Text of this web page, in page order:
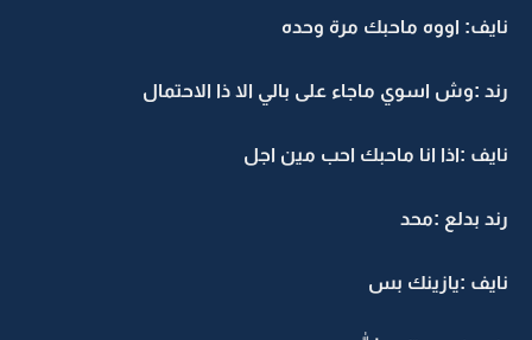
نايف: اووه ماحبك مرة وحده
رند :وش اسوي ماجاء على بالي الا ذا الاحتمال
نايف :اذا انا ماحبك احب مين اجل
رند بدلع :محد
نايف :يازينك بس